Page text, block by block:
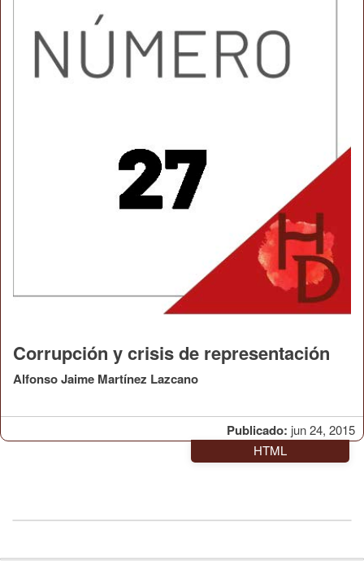
Publicado: jun 24, 2015
Corrupción y crisis de representación
Alfonso Jaime Martínez Lazcano
HTML